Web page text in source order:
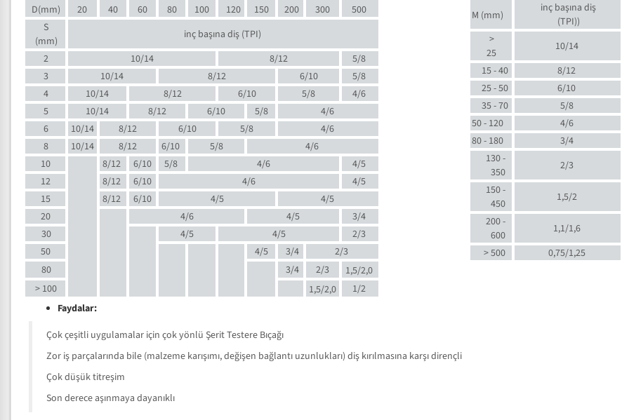
D(mm) 20 40 60 80 100 120 150 200 300
500
S
(mm)
inç başına diş (TPI)
2
10/14 8/12
5/8
3
10/14 8/12 6/10
5/8
4
10/14 8/12 6/10 5/8
4/6
5
10/14 8/12 6/10 5/8
4/6
6
10/14 8/12 6/10 5/8
4/6
8
10/14 8/12 6/10 5/8
4/6
10
8/12 6/10 5/8 4/6
4/5
12
8/12 6/10 4/6
4/5
15
8/12 6/10 4/5
4/5
20
4/6 4/5
3/4
30
4/5 4/5
2/3
50
4/5 3/4
2/3
80
3/4 2/3
1,5/2,0
> 100
1,5/2,0 1/2
M (mm)
inç başına diş
(TPI))
>
25
10/14
15 - 40
8/12
25 - 50
6/10
35 - 70
5/8
50 - 120
4/6
80 - 180
3/4
130 -
350
2/3
150 -
450
1,5/2
200 -
600
1,1/1,6
> 500
0,75/1,25
Faydalar:
Çok çeşitli uygulamalar için çok yönlü Şerit Testere Bıçağı
Zor iş parçalarında bile (malzeme karışımı, değişen bağlantı uzunlukları) diş kırılmasına karşı dirençli
Çok düşük titreşim
Son derece aşınmaya dayanıklı